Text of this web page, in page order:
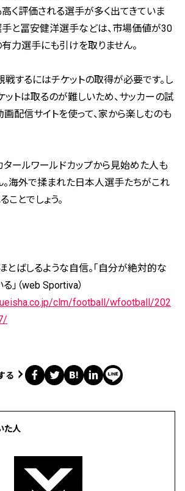
く評価される選手が多く出てきていま
手と冨安健洋選手などは、市場価値が30
力選手にも引けを取りません。
するにはチケットの取得が必要です。し
トは取るのが難しいため、サッカーの試
配信サイトを使って、家から楽しむのも
ールワールドカップから見始めた人も
。海外で揉まれた日本人選手たちがこれ
ことでしょう。
ばしるような自信。「自分が絶対的な
」（web Sportiva）
clm/football/wfootball/202
る
た人